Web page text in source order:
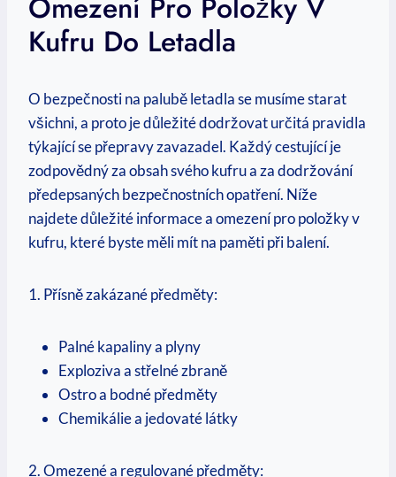
Omezení Pro Položky V
Kufru Do Letadla
O bezpečnosti na palubě letadla se musíme starat
všichni, a proto je důležité dodržovat určitá pravidla
týkající se přepravy zavazadel. Každý cestující je
zodpovědný za obsah svého kufru a za dodržování
předepsaných bezpečnostních opatření. Níže
najdete důležité informace a omezení pro položky v
kufru, které byste měli mít na paměti při balení.
1. Přísně zakázané předměty:
Palné kapaliny a plyny
Exploziva a střelné zbraně
Ostro a bodné předměty
Chemikálie a jedovaté látky
2. Omezené a regulované předměty: